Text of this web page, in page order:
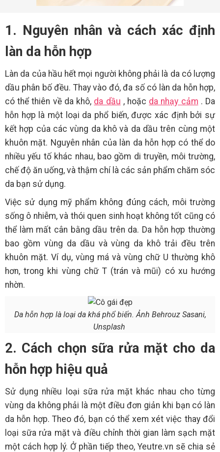
1. Nguyên nhân và cách xác định
làn da hỗn hợp
Làn da của hầu hết mọi người không phải là da có lượng
dầu phân bố đều. Thay vào đó, đa số có làn da hỗn hợp,
có thể thiên về da khô, da dầu , hoặc da nhạy cảm . Da
hỗn hợp là một loại da phổ biến, được xác định bởi sự
kết hợp của các vùng da khô và da dầu trên cùng một
khuôn mặt. Nguyên nhân của làn da hỗn hợp có thể do
nhiều yếu tố khác nhau, bao gồm di truyền, môi trường,
chế độ ăn uống, và thậm chí là các sản phẩm chăm sóc
da bạn sử dụng.
Việc sử dụng mỹ phẩm không đúng cách, môi trường
sống ô nhiễm, và thói quen sinh hoạt không tốt cũng có
thể làm mất cân bằng dầu trên da. Da hỗn hợp thường
bao gồm vùng da dầu và vùng da khô trải đều trên
khuôn mặt. Ví dụ, vùng má và vùng chữ U thường khô
hơn, trong khi vùng chữ T (trán và mũi) có xu hướng
nhờn.
Da hỗn hợp là loại da khá phổ biến. Ảnh Behrouz Sasani,
Unsplash
2. Cách chọn sữa rửa mặt cho da
hỗn hợp hiệu quả
Sử dụng nhiều loại sữa rửa mặt khác nhau cho từng
vùng da không phải là một điều đơn giản khi bạn có làn
da hỗn hợp. Theo đó, bạn có thể xem xét việc thay đổi
loại sữa rửa mặt và điều chỉnh thời gian làm sạch mặt
một cách hợp lý. Ở phần tiếp theo, Yeutre.vn sẽ chia sẻ